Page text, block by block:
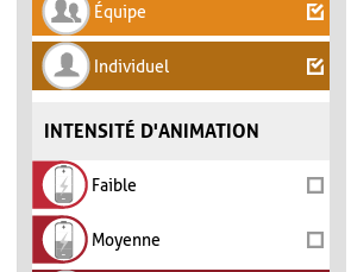
Équipe
Individuel
INTENSITÉ D'ANIMATION
Faible
Moyenne